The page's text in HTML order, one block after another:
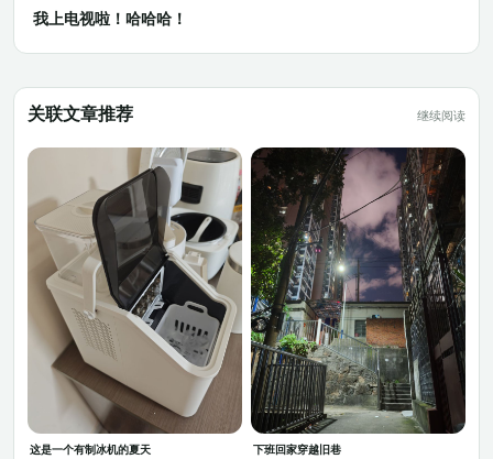
我上电视啦！哈哈哈！
关联文章推荐 继续阅读
这是一个有制冰机的夏天 下班回家穿越旧巷